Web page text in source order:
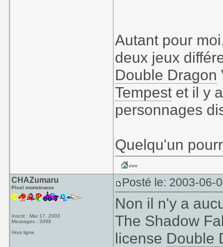
Il me semble
Nintendo et
Shadow Falls".
A ce propos, je
ces jours.
Autant pour
deux jeux
Double Dragon
Tempest et il y
personnages
Quelqu'un
CHAZumaru
Pixel monstrueux
Inscrit : Mar 17, 2003
Messages : 3098
Hors ligne
Posté le: 2003-06-
Non il n'y a
The Shadow
license Double